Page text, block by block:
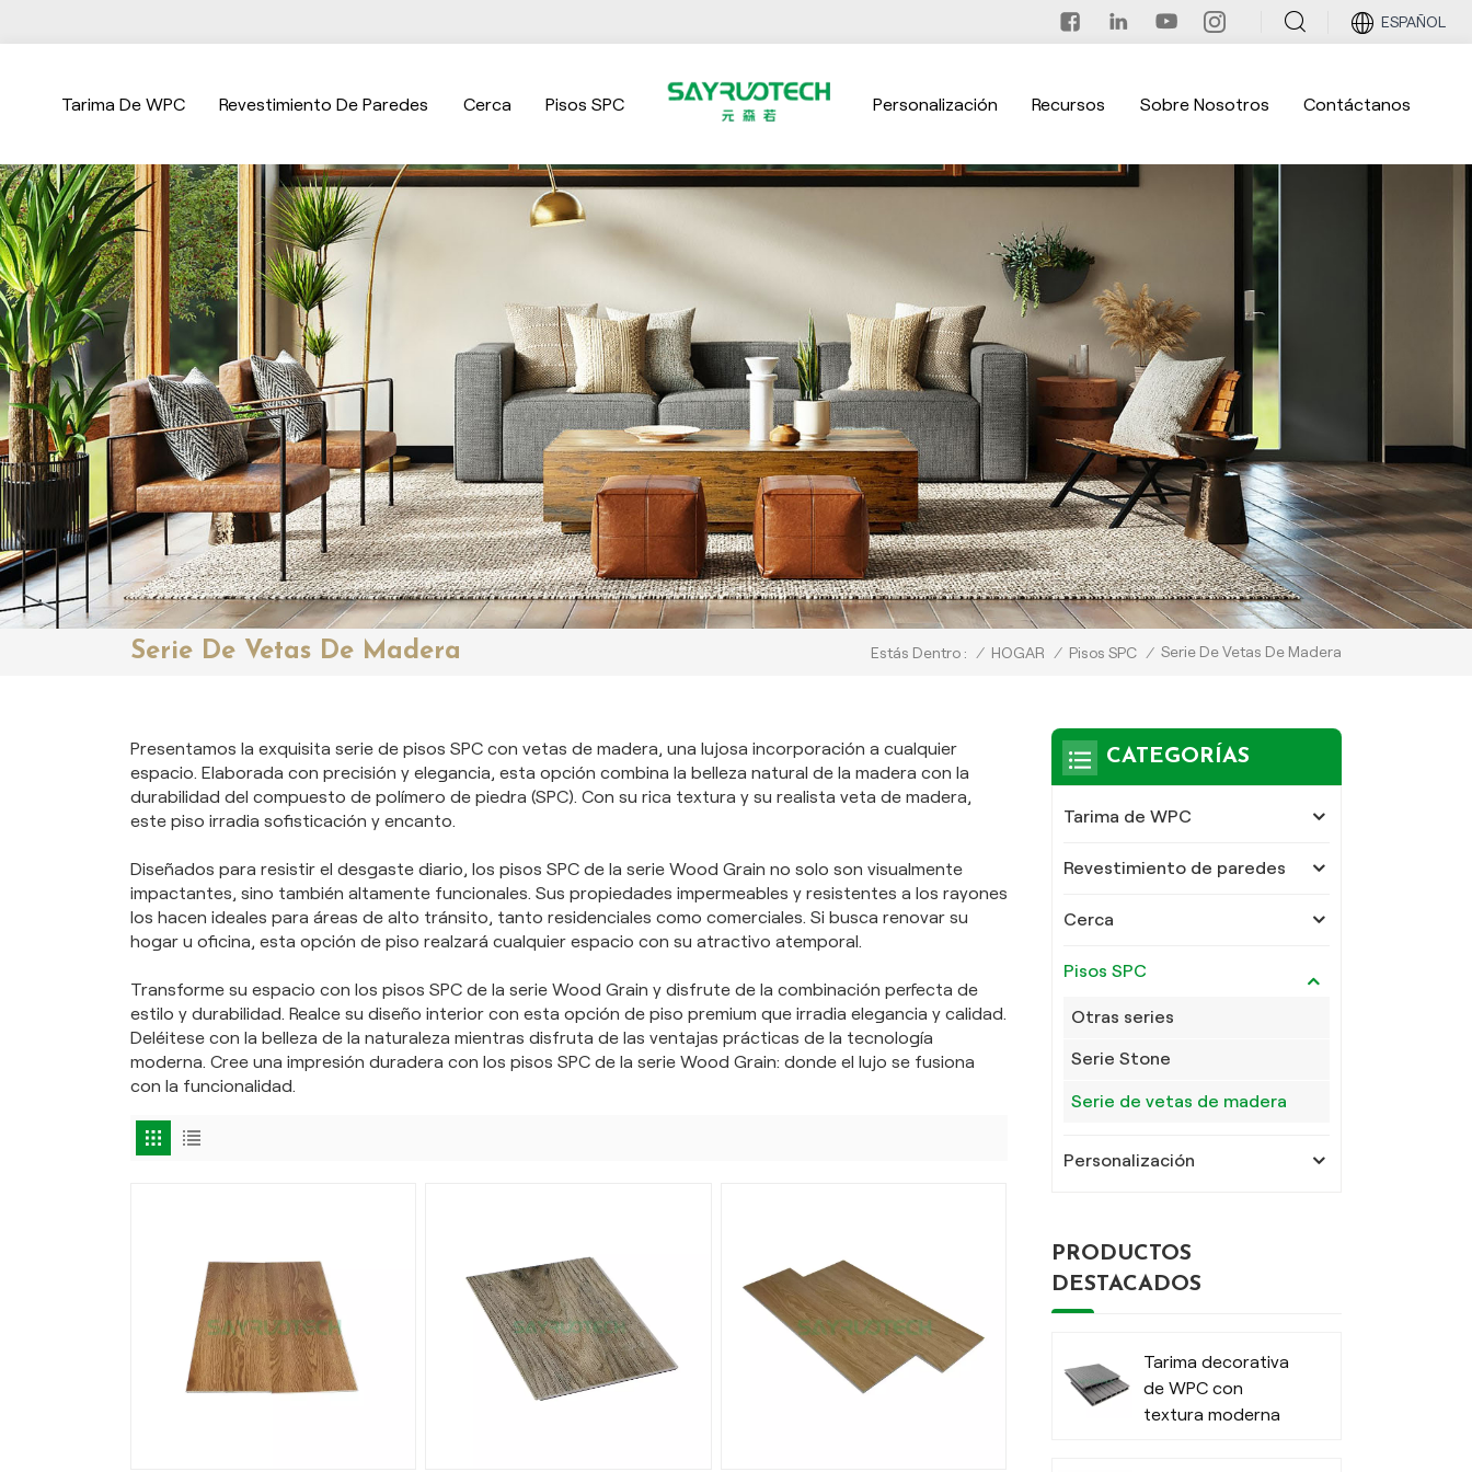
ESPAÑOL
Tarima De WPC Revestimiento De Paredes Cerca Pisos SPC Personalización Recursos Sobre Nosotros Contáctanos
Serie De Vetas De Madera Estás Dentro : / HOGAR / Pisos SPC / Serie De Vetas De Madera
Presentamos la exquisita serie de pisos SPC con vetas de madera, una lujosa incorporación a cualquier
espacio. Elaborada con precisión y elegancia, esta opción combina la belleza natural de la madera con la
durabilidad del compuesto de polímero de piedra (SPC). Con su rica textura y su realista veta de madera,
este piso irradia sofisticación y encanto.
Diseñados para resistir el desgaste diario, los pisos SPC de la serie Wood Grain no solo son visualmente
impactantes, sino también altamente funcionales. Sus propiedades impermeables y resistentes a los rayones
los hacen ideales para áreas de alto tránsito, tanto residenciales como comerciales. Si busca renovar su
hogar u oficina, esta opción de piso realzará cualquier espacio con su atractivo atemporal.
Transforme su espacio con los pisos SPC de la serie Wood Grain y disfrute de la combinación perfecta de
estilo y durabilidad. Realce su diseño interior con esta opción de piso premium que irradia elegancia y calidad.
Deléitese con la belleza de la naturaleza mientras disfruta de las ventajas prácticas de la tecnología
moderna. Cree una impresión duradera con los pisos SPC de la serie Wood Grain: donde el lujo se fusiona
con la funcionalidad.
CATEGORÍAS
Tarima de WPC
Revestimiento de paredes
Cerca
Pisos SPC
Otras series
Serie Stone
Serie de vetas de madera
Personalización
PRODUCTOS
DESTACADOS
Tarima decorativa
de WPC con
textura moderna